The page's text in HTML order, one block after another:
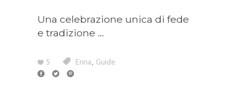
Una celebrazione unica di fede
e tradizione
5 Enna, Guide